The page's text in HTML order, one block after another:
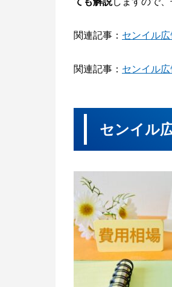
関連記事： センイル
関連記事： センイル
センイル